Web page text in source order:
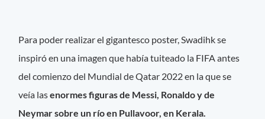
Para poder realizar el gigantesco poster, Swadihk se
inspiró en una imagen que había tuiteado la FIFA antes
del comienzo del Mundial de Qatar 2022 en la que se
veía lasenormes figuras de Messi, Ronaldo y de
Neymar sobre un río en Pullavoor, en Kerala.